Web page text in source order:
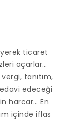
ticaret
açarlar…
tanıtım,
edeceği
harcar… En
içinde iflas